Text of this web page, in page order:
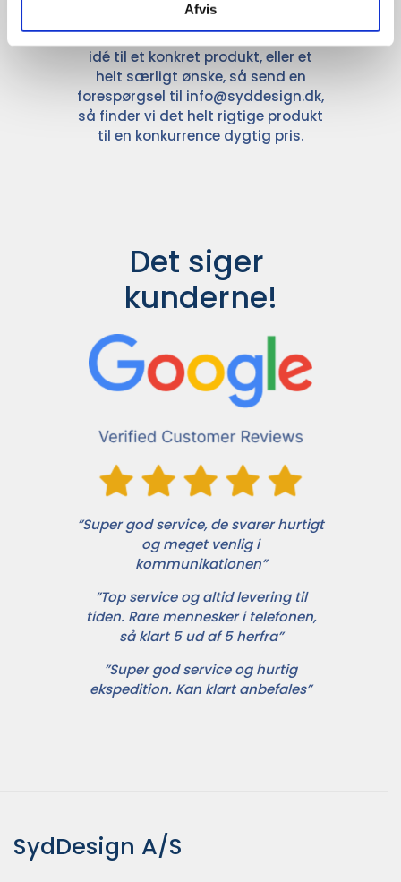
Afvis
reklameartikler, vi kan skaffe.
Udvalget er langt større, så har I en
idé til et konkret produkt, eller et
helt særligt ønske, så send en
forespørgsel til info@syddesign.dk,
så finder vi det helt rigtige produkt
til en konkurrence dygtig pris.
Det siger
kunderne!
”Super god service, de svarer hurtigt
og meget venlig i
kommunikationen”
”Top service og altid levering til
tiden. Rare mennesker i telefonen,
så klart 5 ud af 5 herfra”
”Super god service og hurtig
ekspedition. Kan klart anbefales”
SydDesign A/S